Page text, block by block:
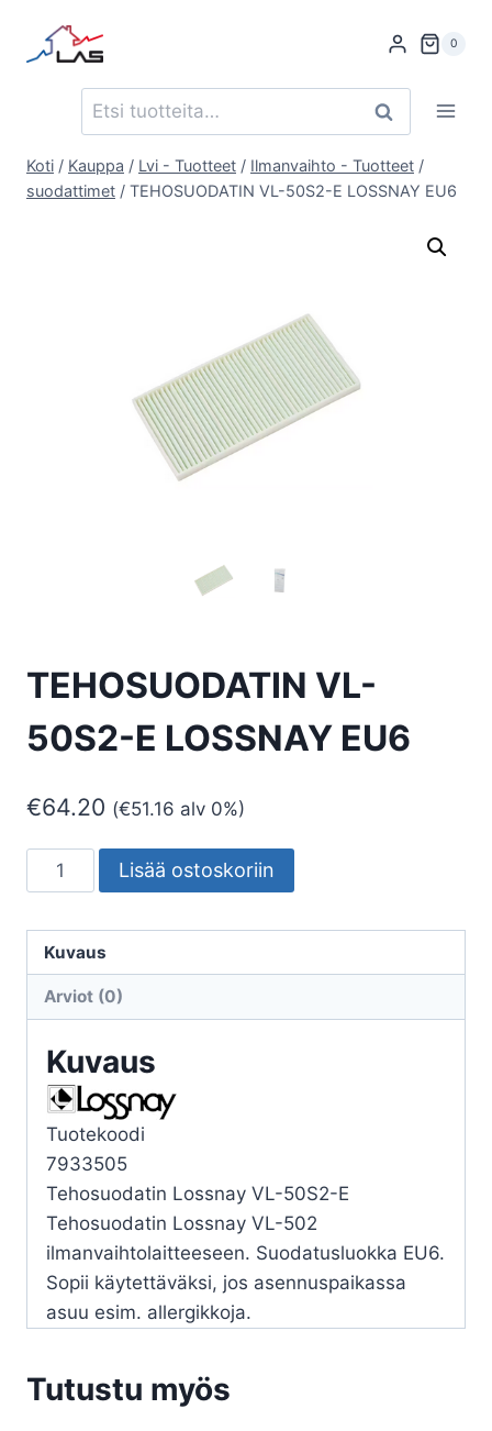
sisältöön
0
Etsi: Haku
Koti / Kauppa / Lvi - Tuotteet / Ilmanvaihto - Tuotteet /
suodattimet / TEHOSUODATIN VL-50S2-E LOSSNAY EU6
TEHOSUODATIN VL-
50S2-E LOSSNAY EU6
€64.20 (€51.16 alv 0%)
TEHOSUODATIN
VL-
LOSSNAY
Lisää ostoskoriin
Kuvaus
Arviot (0)
Kuvaus
Tuotekoodi
7933505
Tehosuodatin Lossnay VL-50S2-E
Tehosuodatin Lossnay VL-502
ilmanvaihtolaitteeseen. Suodatusluokka EU6.
Sopii käytettäväksi, jos asennuspaikassa
asuu esim. allergikkoja.
Tutustu myös